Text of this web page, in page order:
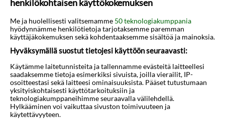
Monte Kristo Hotel toivottaa vieraat tervetulleiksi
yhdistämällä klassista viehätystä ja modernia
mukavuutta kaupungin sydämessä. Sen keskeinen
sijainti tekee siitä ihanteellisen tukikohdan
paikallisten nähtävyyksien, ostosalueiden ja
vilkkaan yöelämän tutkimiseen. Hotellin elegantti
julkisivu ja kutsuva aulakäytävä luovat sävyn
unohtumattomalle oleskelulle, olitpa sitten
henkilökohtaisen käyttökokemuksen
Me ja huolellisesti valitsemamme 50 teknologiakumppania
hyödynnämme henkilötietoja tarjotaksemme paremman
käyttäjäkokemuksen sekä kohdentaaksemme sisältöä ja mainoksia.
Hyväksymällä suostut tietojesi käyttöön seuraavasti:
Käytämme laitetunnisteita ja tallennamme evästeitä laitteellesi
saadaksemme tietoja esimerkiksi sivuista, joilla vierailit, IP-
osoitteestasi sekä laitteesi ominaisuuksista. Pääset tutustumaan
yksityiskohtaisesti käyttötarkoituksiin ja
teknologiakumppaneihimme seuraavalla välilehdellä.
Hylkääminen voi vaikuttaa sivuston toimivuuteen ja
käytettävyyteen.